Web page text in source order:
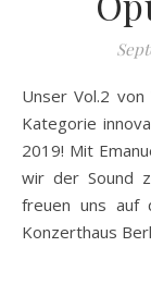
Unser Vol.2 von Waldemar von Bausznern gewinnt in der
Kategorie
2019! Mit
wir der Sound
freuen uns auf
Konzerthaus